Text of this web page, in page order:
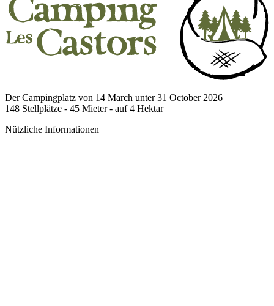
Der Campingplatz von 14 March unter 31 October 2026
148 Stellplätze - 45 Mieter - auf4 Hektar
Nützliche Informationen